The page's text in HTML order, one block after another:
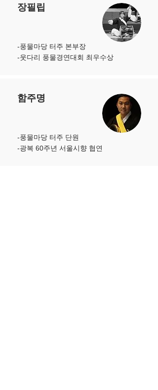
장필립
-풍물마당 터주 본부장
-웃다리 풍물경연대회 최우수상
함주명
-풍물마당 터주 단원
​-광복 60주년 서울시향 협연